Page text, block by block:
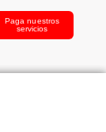
Paga nuestros
servicios